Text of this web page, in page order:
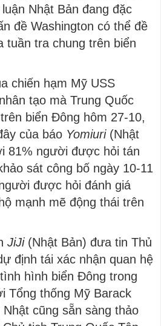
Nhật Bản đang đặc
đề Washington có thể đề
tuần tra chung trên biển
chiến hạm Mỹ USS
tạo mà Trung Quốc
biển Đông hôm 27-10,
của báo Yomiuri (Nhật
81% người được hỏi tán
sát công bố ngày 10-11
được hỏi đánh giá
mạnh mẽ động thái trên
JiJi (Nhật Bản) đưa tin Thủ
định tái xác nhận quan hệ
hình biển Đông trong
Tổng thống Mỹ Barack
cũng sẵn sàng thảo